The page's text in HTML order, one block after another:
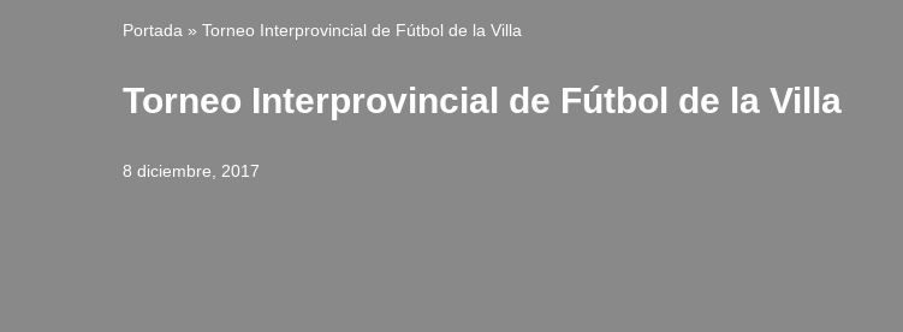
Portada » Torneo Interprovincial de Fútbol de la Villa
Torneo Interprovincial de Fútbol de la Villa
8 diciembre, 2017